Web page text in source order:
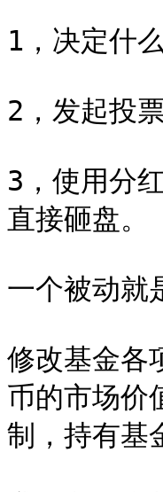
1，决定什
2，发起投
3，使用分
直接砸盘。
一个被动就
修改基金各
币的市场价
制，持有基